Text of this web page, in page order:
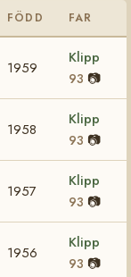
FÖDD FAR
1959
Klipp
93 📷
1958
Klipp
93 📷
1957
Klipp
93 📷
1956
Klipp
93 📷